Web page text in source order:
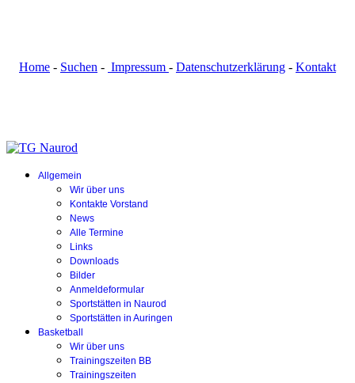
Home - Suchen - Impressum - Datenschutzerklärung - Kontakt
Allgemein
Wir über uns
Kontakte Vorstand
News
Alle Termine
Links
Downloads
Bilder
Anmeldeformular
Sportstätten in Naurod
Sportstätten in Auringen
Basketball
Wir über uns
Trainingszeiten BB
Trainingszeiten